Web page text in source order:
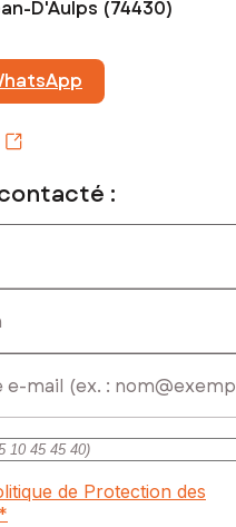
sporea@safti.fr - EI
au RSAC de Thonon-les-
D'Aulps (74430)
:
de Protection des
*